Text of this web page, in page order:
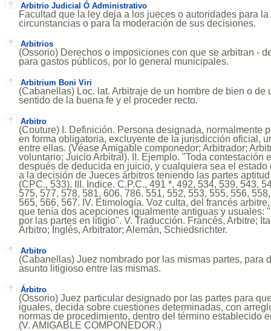
Arbitrio Judicial Ó Administrativo
Facultad que la ley deja a los jueces o autoridades para
circunstancias o para la moderación de sus decisiones.
Arbitrios
(Ossorio) Derechos o imposiciones con que se arbitran -
para gastos públicos, por lo general municipales.
Arbitrium Boni Viri
(Cabanellas) Loc. lat. Arbitraje de un hombre de bien o de
sentido de la buena fe y el proceder recto.
Arbitro
(Couture) I. Definición. Persona designada, normalmente
en forma obligatoria, excluyente de la jurisdicción oficial,
entre ellas. (Véase Amigable componedor; Arbitrador;
voluntario; Juicio Arbitral). II. Ejemplo. "Toda contestación
después de deducida en juicio, y cualquiera sea el estado
a la decisión de Jueces árbitros teniendo las partes
(CPC., 533). III. Indice. C.P.C., 491 *, 492, 534, 539, 543,
575, 577, 578, 581, 606, 786. 551, 552, 553, 555, 556,
565, 566, 567. IV. Etimología. Voz culta, del francés
que tenía dos acepciones igualmente antiguas y usuales:
por las partes en litigio". V. Traducción. Francés, Arbitre;
Árbitro; Inglés, Arbitrator; Alemán, Schiedsrichter.
Arbitro
(Cabanellas) Juez nombrado por las mismas partes, para
asunto litigioso entre las mismas.
Árbitro
(Ossorio) Juez particular designado por las partes para
iguales, decida sobre cuestiones determinadas, con
normas de procedimiento, dentro del término establecido
(V. AMIGABLE COMPONEDOR.)